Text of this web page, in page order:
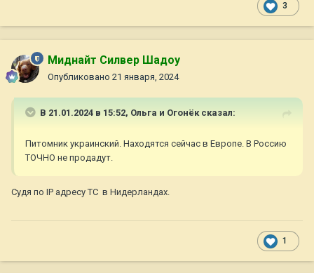
3
Миднайт Силвер Шадоу
Опубликовано 21 января, 2024
В 21.01.2024 в 15:52, Ольга и Огонёксказал:
Питомник украинский. Находятся сейчас в Европе. В Россию
ТОЧНО не продадут.
Судя по IP адресу ТС в Нидерландах.
1